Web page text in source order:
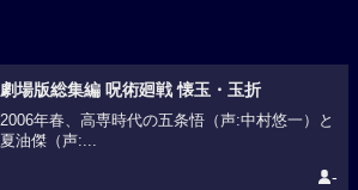
劇場版総集編 呪術廻戦 懐玉・玉折
2006年春、高専時代の五条悟（声:中村悠一）と
夏油傑（声:...
-